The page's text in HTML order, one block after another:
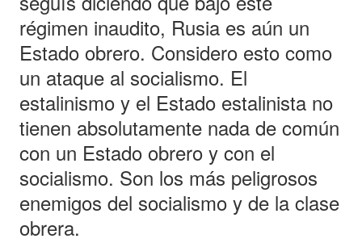
régimen inaudito, Rusia es aún un
Estado obrero. Considero esto como
un ataque al socialismo. El
estalinismo y el Estado estalinista no
tienen absolutamente nada de común
con un Estado obrero y con el
socialismo. Son los más peligrosos
enemigos del socialismo y de la clase
obrera.